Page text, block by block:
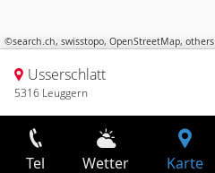
©search.ch, swisstopo, OpenStreetMap, others
Usserschlatt
5316 Leuggern
Tel Wetter Karte